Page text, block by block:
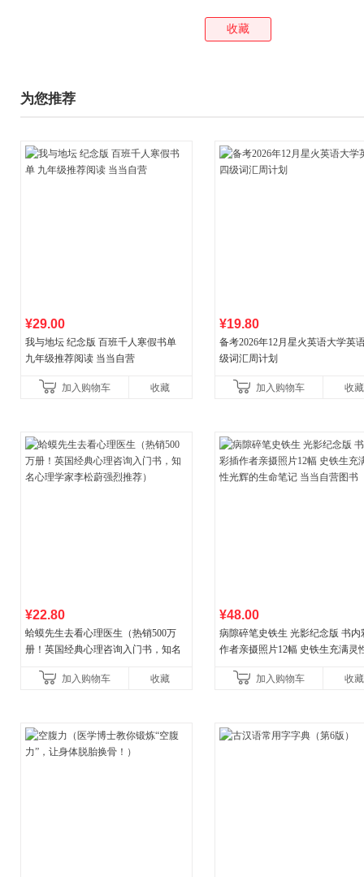
收藏
为您推荐
¥29.00
我与地坛 纪念版 百班千人寒假书单
九年级推荐阅读 当当自营
加入购物车 收藏
¥19.80
备考2026年12月星火英语大学英
级词汇周计划
加入购物车 收藏
¥22.80
蛤蟆先生去看心理医生（热销500万
册！英国经典心理咨询入门书，知名
加入购物车
收藏
¥48.00
病隙碎笔史铁生 光影纪念版 书内
作者亲摄照片12幅 史铁生充满灵
加入购物车
收藏